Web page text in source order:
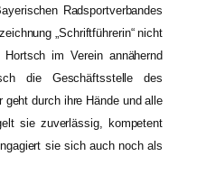
Radsportverbandes
„Schriftführerin“ nicht
im Verein annähernd
die Geschäftsstelle des
durch ihre Hände und alle
sie zuverlässig, kompetent
sie sich auch noch als